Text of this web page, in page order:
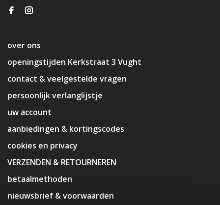
over ons
openingstijden Kerkstraat 3 Vught
contact & veelgestelde vragen
persoonlijk verlanglijstje
uw account
aanbiedingen & kortingscodes
cookies en privacy
VERZENDEN & RETOURNEREN
betaalmethoden
nieuwsbrief & voorwaarden